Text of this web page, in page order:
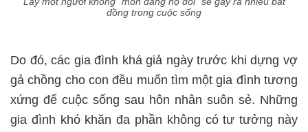
đồng trong cuộc sống
Do đó, các gia đình khá giả ngày trước khi dựng vợ
gả chồng cho con đều muốn tìm một gia đình tương
xứng để cuộc sống sau hôn nhân suôn sẻ. Những
gia đình khó khăn đa phần không có tư tưởng này